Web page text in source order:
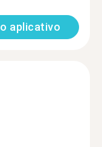
aplicativo